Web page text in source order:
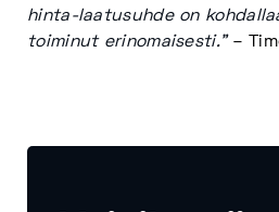
hinta-laatusuhde on
toiminut erinomaisesti.”–